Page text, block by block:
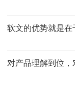
软文的优势就是
对产品理解到位